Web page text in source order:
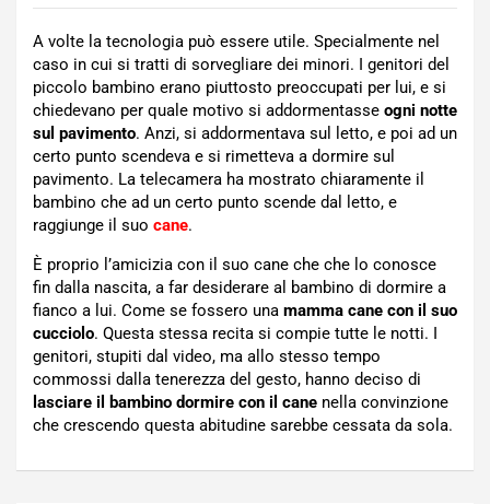
A volte la tecnologia può essere utile. Specialmente nel
caso in cui si tratti di sorvegliare dei minori. I genitori del
piccolo bambino erano piuttosto preoccupati per lui, e si
chiedevano per quale motivo si addormentasse ogni notte
sul pavimento. Anzi, si addormentava sul letto, e poi ad un
certo punto scendeva e si rimetteva a dormire sul
pavimento. La telecamera ha mostrato chiaramente il
bambino che ad un certo punto scende dal letto, e
raggiunge il suo cane.
È proprio l’amicizia con il suo cane che che lo conosce
fin dalla nascita, a far desiderare al bambino di dormire a
fianco a lui. Come se fossero una mamma cane con il suo
cucciolo. Questa stessa recita si compie tutte le notti. I
genitori, stupiti dal video, ma allo stesso tempo
commossi dalla tenerezza del gesto, hanno deciso di
lasciare il bambino dormire con il cane nella convinzione
che crescendo questa abitudine sarebbe cessata da sola.